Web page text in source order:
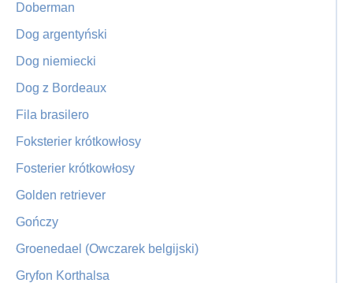
Doberman
Dog argentyński
Dog niemiecki
Dog z Bordeaux
Fila brasilero
Foksterier krótkowłosy
Fosterier krótkowłosy
Golden retriever
Gończy
Groenedael (Owczarek belgijski)
Gryfon Korthalsa